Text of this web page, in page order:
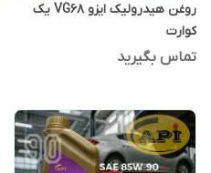
روغن هیدرولیک ایزو VG68 یک
کوارت
تماس بگیرید